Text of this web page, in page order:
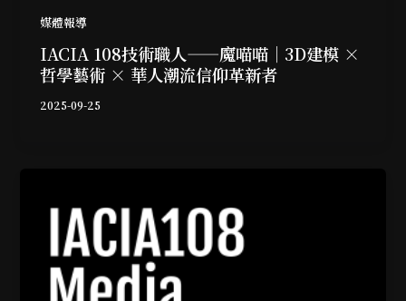
媒體報導
IACIA 108技術職人——魔喵喵｜3D建模 ×
哲學藝術 × 華人潮流信仰革新者
2025-09-25